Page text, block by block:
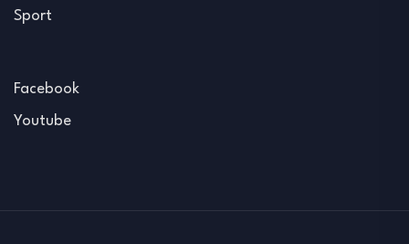
Sport
Facebook
Youtube